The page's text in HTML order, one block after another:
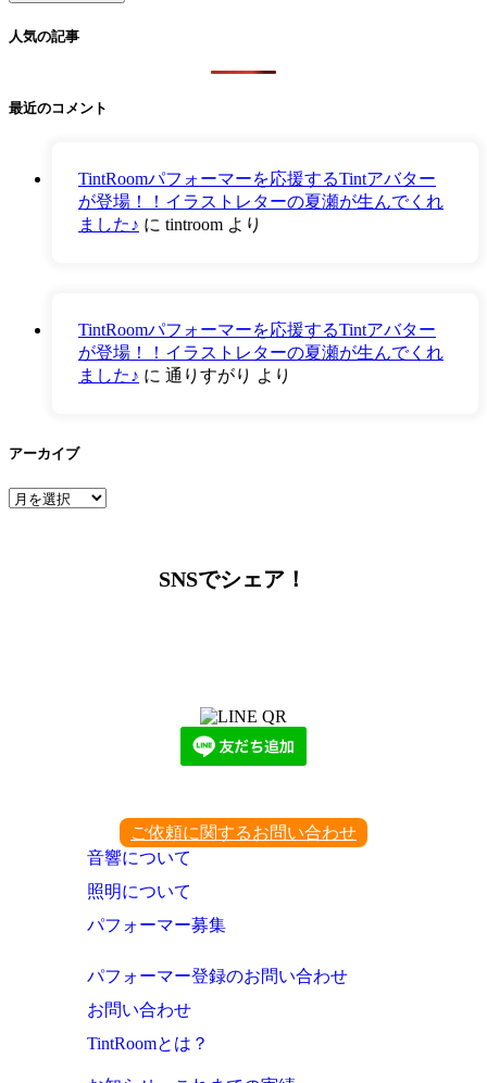
人気の記事
最近のコメント
TintRoomパフォーマーを応援するTintアバター
が登場！！イラストレターの夏瀬が生んでくれ
ました♪ に tintroom より
TintRoomパフォーマーを応援するTintアバター
が登場！！イラストレターの夏瀬が生んでくれ
ました♪ に 通りすがり より
アーカイブ
ア
SNSでシェア！
ご依頼に関するお問い合わせ
音響について
照明について
パフォーマー募集
パフォーマー登録のお問い合わせ
お問い合わせ
TintRoomとは？